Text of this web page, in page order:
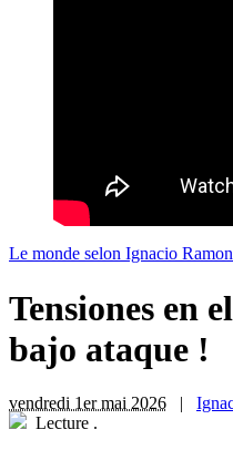
Le monde selon Ignacio
Tensiones en
bajo ataque !
vendredi 1er mai 2026 |
Lecture .